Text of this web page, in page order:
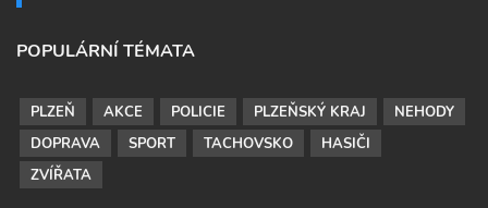
POPULÁRNÍ TÉMATA
PLZEŇ AKCE POLICIE PLZEŇSKÝ KRAJ
NEHODY
DOPRAVA
SPORT TACHOVSKO
HASIČI
ZVÍŘATA